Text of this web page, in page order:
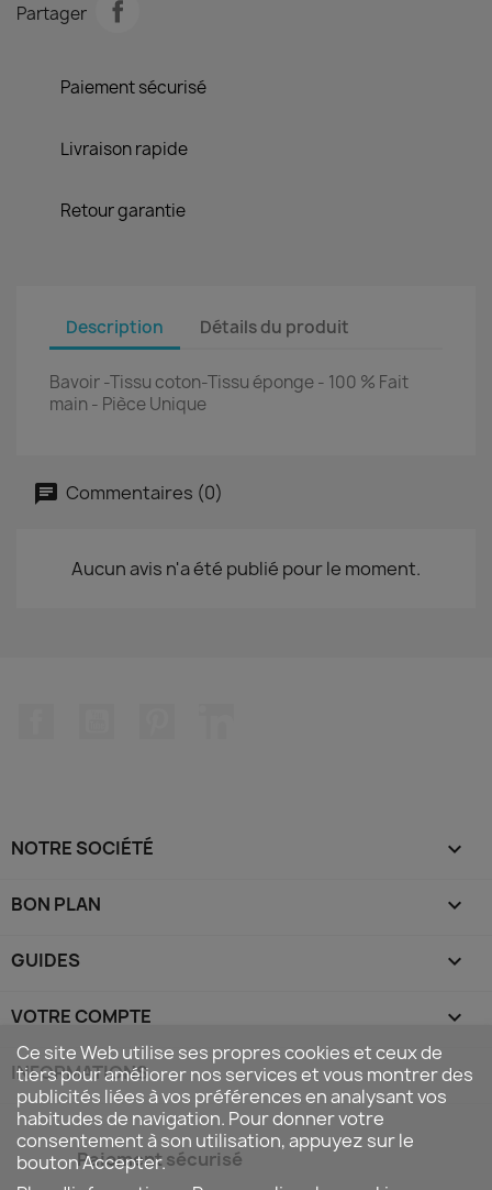
Partager
Paiement sécurisé
Livraison rapide
Retour garantie
Description Détails du produit
Bavoir -Tissu coton-Tissu éponge - 100 % Fait
main - Pièce Unique
Commentaires (0)
Aucun avis n'a été publié pour le moment.
NOTRE SOCIÉTÉ 
BON PLAN 
GUIDES 
VOTRE COMPTE 
INFORMATIONS keyboard_arrow_down
Ce site Web utilise ses propres cookies et ceux de
tiers pour améliorer nos services et vous montrer des
publicités liées à vos préférences en analysant vos
habitudes de navigation. Pour donner votre
consentement à son utilisation, appuyez sur le
bouton Accepter.
Paiement sécurisé